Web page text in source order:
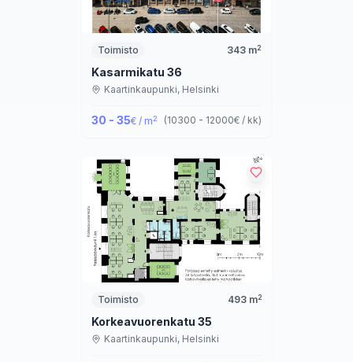
Toimisto 343 m2
Kasarmikatu 36
Kaartinkaupunki, Helsinki
30 - 35€ / m2 (10300 - 12000€ / kk)
Toimisto 493m2
Korkeavuorenkatu 35
Kaartinkaupunki, Helsinki